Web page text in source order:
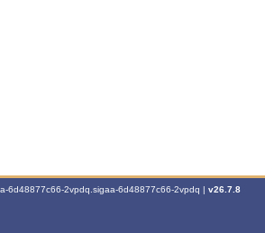
6d48877c66-2vpdq.sigaa-6d48877c66-2vpdq | v26.7.8